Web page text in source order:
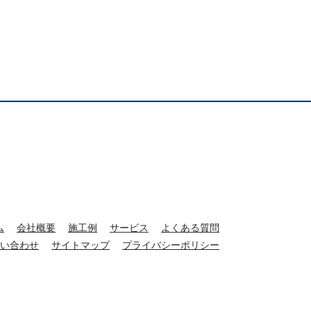
会社概要 施工例 サービス
よくある質問
合わせ サイトマップ プライバシーポリシー